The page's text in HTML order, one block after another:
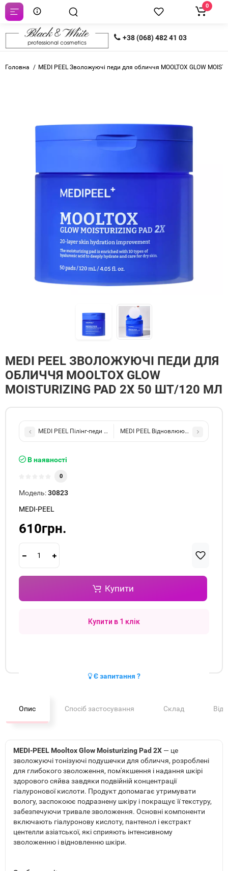
+38 (068) 482 41 03
0
Головна MEDI PEEL Зволожуючі педи для обличчя MOOLTOX GLOW
MEDI PEEL ЗВОЛОЖУЮЧІ ПЕДИ ДЛЯ
ОБЛИЧЧЯ MOOLTOX GLOW
MOISTURIZING PAD 2X 50 ШТ/120 МЛ
MEDI PEEL Пілінг-педи для догляду за порами LACTO PORE
MEDI PEEL Відновлюючий крем-
В наявності
0
Модель:30823
MEDI-PEEL
610грн.
Купити
Купити в 1 клік
Є запитання ?
Опис Спосіб застосування Склад
MEDI-PEEL Mooltox Glow Moisturizing Pad 2X — це
зволожуючі тонізуючі подушечки для обличчя, розроблені
для глибокого зволоження, пом'якшення і надання шкірі
здорового сяйва завдяки подвійній концентрації
гіалуронової кислоти. Продукт допомагає утримувати
вологу, заспокоює подразнену шкіру і покращує її текстуру,
забезпечуючи тривале зволоження. Основні компоненти
включають гіалуронову кислоту, пантенол і екстракт
центелли азіатської, які сприяють інтенсивному
зволоженню і відновленню шкіри.